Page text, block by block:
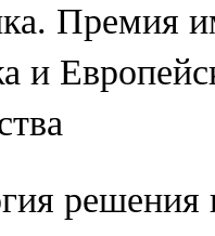
Премия
и
решения